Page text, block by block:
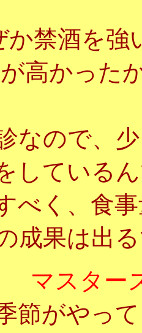
か禁酒を
高かった
なので、
している
べく、食
成果は出
マスター
節がやっ